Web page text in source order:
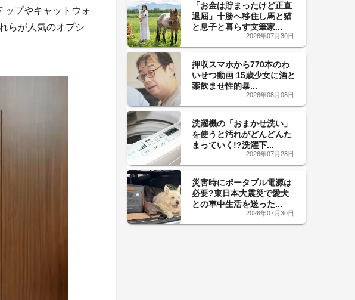
ップやキャットウォ
らが人気のオプシ
「お金は貯まったけど正直
退屈」十勝へ移住し馬と猫
と息子と暮らす文筆家...
2026年07月30日
押収スマホから770本のわ
いせつ動画 15歳少女に酒と
薬飲ませ性的暴...
2026年08月08日
洗濯機の「おまかせ洗い」
を使うと汚れがどんどんた
まっていく!?洗濯下...
2026年07月28日
災害時にポータブル電源は
必要?東日本大震災で愛犬
との車中生活を送った...
2026年07月30日